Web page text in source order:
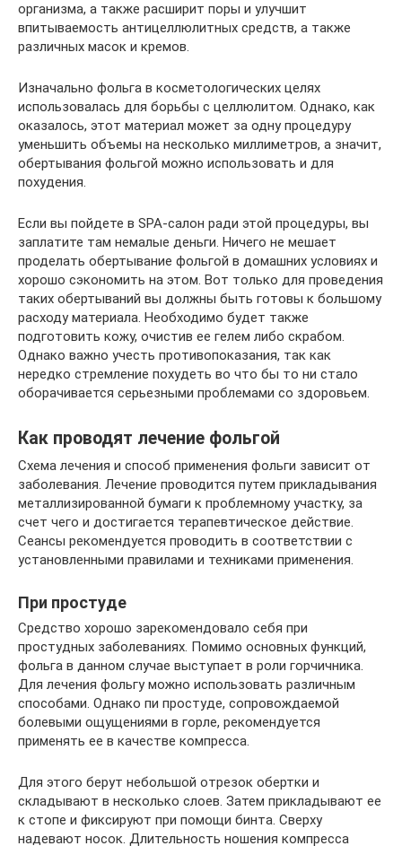
организма, а также расширит поры и улучшит
впитываемость антицеллюлитных средств, а также
различных масок и кремов.
Изначально фольга в косметологических целях
использовалась для борьбы с целлюлитом. Однако, как
оказалось, этот материал может за одну процедуру
уменьшить объемы на несколько миллиметров, а значит,
обертывания фольгой можно использовать и для
похудения.
Если вы пойдете в SPA-салон ради этой процедуры, вы
заплатите там немалые деньги. Ничего не мешает
проделать обертывание фольгой в домашних условиях и
хорошо сэкономить на этом. Вот только для проведения
таких обертываний вы должны быть готовы к большому
расходу материала. Необходимо будет также
подготовить кожу, очистив ее гелем либо скрабом.
Однако важно учесть противопоказания, так как
нередко стремление похудеть во что бы то ни стало
оборачивается серьезными проблемами со здоровьем.
Как проводят лечение фольгой
Схема лечения и способ применения фольги зависит от
заболевания. Лечение проводится путем прикладывания
металлизированной бумаги к проблемному участку, за
счет чего и достигается терапевтическое действие.
Сеансы рекомендуется проводить в соответствии с
установленными правилами и техниками применения.
При простуде
Средство хорошо зарекомендовало себя при
простудных заболеваниях. Помимо основных функций,
фольга в данном случае выступает в роли горчичника.
Для лечения фольгу можно использовать различным
способами. Однако пи простуде, сопровождаемой
болевыми ощущениями в горле, рекомендуется
применять ее в качестве компресса.
Для этого берут небольшой отрезок обертки и
складывают в несколько слоев. Затем прикладывают ее
к стопе и фиксируют при помощи бинта. Сверху
надевают носок. Длительность ношения компресса